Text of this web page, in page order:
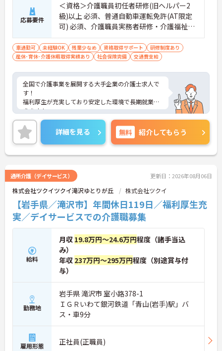
応募要件
＜資格＞介護職員初任者研修(旧ヘルパー2
級)以上 必須、普通自動車運転免許(AT限定
可) 必須、介護職員実務者研修・介護福祉
士 歓迎 ＜経験＞不問 介護職員としての経
験 歓迎
車通勤可 未経験OK 残業少なめ 資格取得サポート
研修制度あり
産休･育休･介護休暇取得実績あり
社会保険完備 交通費支給
全国で介護事業を展開する大手企業の介護士求人で
す！
福利厚生が充実しており安定した環境で長期就業で
きます！
人材育成のための様々な制度も充実しているのでス
テップアップ・キャリアアップを目指したい方にオ
ススメ！
ご興味ある方には、面接のポイントなど、さらに詳
細をお話致しますのでお気軽にご相談ください。
詳細を見る 無料 紹介してもらう
通所介護（デイサービス） 更新日：2026年08月06日
株式会社ツクイツクイ滝沢ゆとりが丘 株式会社ツクイ
【岩手県／滝沢市】年間休日119日／福利厚生充
実／デイサービスでの介護職募集
給料
月収 19.8万円～24.6万円程度（諸手当込
み）
年収 237万円～295万円程度（別途賞与付
与）
勤務地
岩手県 滝沢市 室小路378-1
ＩＧＲいわて銀河鉄道「青山(岩手)駅」バ
ス・車9分
雇用形態 正社員(正職員)